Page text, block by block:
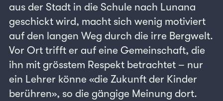
aus der Stadt in die Schule nach Lunana
geschickt wird, macht sich wenig motiviert
auf den langen Weg durch die irre Bergwelt.
Vor Ort trifft er auf eine Gemeinschaft, die
ihn mit grösstem Respekt betrachtet – nur
ein Lehrer könne «die Zukunft der Kinder
berühren», so die gängige Meinung dort.